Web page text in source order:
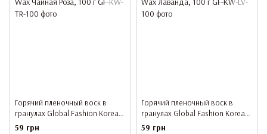
Горячий пленочный воск в
гранулах Global Fashion Korean
Wax Чайная Роза, 100 г
59 грн
Горячий пленочный воск в
гранулах Global Fashion Korean
Wax Лаванда, 100 г
59 грн